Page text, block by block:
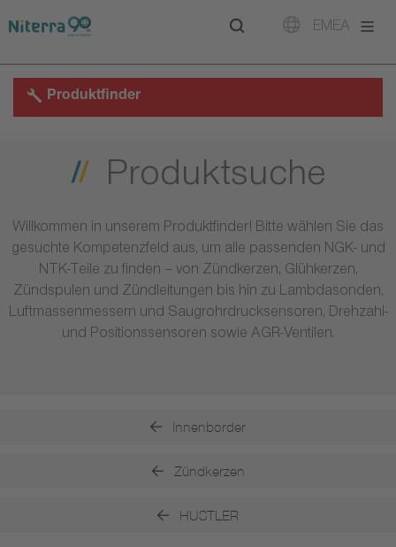
to
to
to
EMEA
Produktfinder
Produktsuche
Willkommen in unserem Produktfinder! Bitte wählen Sie das
gesuchte Kompetenzfeld aus, um alle passenden NGK- und
NTK-Teile zu finden – von Zündkerzen, Glühkerzen,
Zündspulen und Zündleitungen bis hin zu Lambdasonden,
Luftmassenmessern und Saugrohrdrucksensoren, Drehzahl-
und Positionssensoren sowie AGR-Ventilen.
Innenborder
Zündkerzen
HUSTLER